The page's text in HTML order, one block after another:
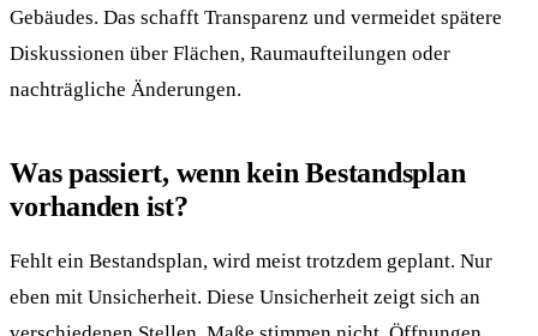
Gebäudes. Das schafft Transparenz und vermeidet spätere
Diskussionen über Flächen, Raumaufteilungen oder
nachträgliche Änderungen.
Was passiert, wenn kein Bestandsplan
vorhanden ist?
Fehlt ein Bestandsplan, wird meist trotzdem geplant. Nur
eben mit Unsicherheit. Diese Unsicherheit zeigt sich an